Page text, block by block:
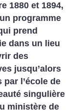
1880 et 1894,
programme
prend
dans un lieu
des
jusqu’alors
par l’école de
singulière
ministère de